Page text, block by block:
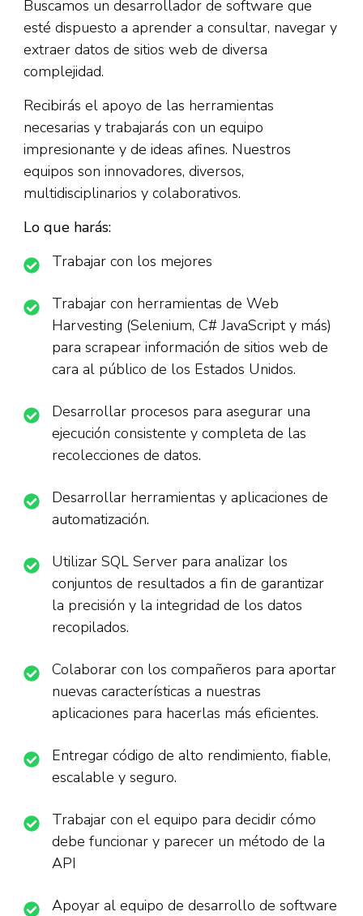
Buscamos un desarrollador de software que
esté dispuesto a aprender a consultar, navegar y
extraer datos de sitios web de diversa
complejidad.
Recibirás el apoyo de las herramientas
necesarias y trabajarás con un equipo
impresionante y de ideas afines. Nuestros
equipos son innovadores, diversos,
multidisciplinarios y colaborativos.
Lo que harás:
Trabajar con los mejores
Trabajar con herramientas de Web
Harvesting (Selenium, C# JavaScript y más)
para scrapear información de sitios web de
cara al público de los Estados Unidos.
Desarrollar procesos para asegurar una
ejecución consistente y completa de las
recolecciones de datos.
Desarrollar herramientas y aplicaciones de
automatización.
Utilizar SQL Server para analizar los
conjuntos de resultados a fin de garantizar
la precisión y la integridad de los datos
recopilados.
Colaborar con los compañeros para aportar
nuevas características a nuestras
aplicaciones para hacerlas más eficientes.
Entregar código de alto rendimiento, fiable,
escalable y seguro.
Trabajar con el equipo para decidir cómo
debe funcionar y parecer un método de la
API
Apoyar al equipo de desarrollo de software